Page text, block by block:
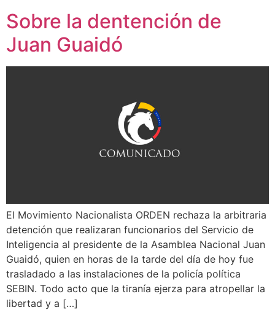
Sobre la dentención de
Juan Guaidó
El Movimiento Nacionalista ORDEN rechaza la arbitraria
detención que realizaran funcionarios del Servicio de
Inteligencia al presidente de la Asamblea Nacional Juan
Guaidó, quien en horas de la tarde del día de hoy fue
trasladado a las instalaciones de la policía política
SEBIN. Todo acto que la tiranía ejerza para atropellar la
libertad y a […]